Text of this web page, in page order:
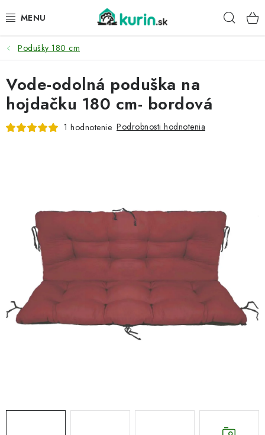
na
PRE HYDINU
PRE PSY
PRE ZAJACE
PRE VTÁKY
DARČEKOVÝ POUKAZ
Náš príbeh od začiatku
Blog
Hodnotenie obchodu
Obchodné podmienky
Pravidlá súťaží na Facebooku
Podušky 180 cm
Vode-odolná poduška na
hojdačku 180 cm- bordová
1 hodnotenie Podrobnosti hodnotenia